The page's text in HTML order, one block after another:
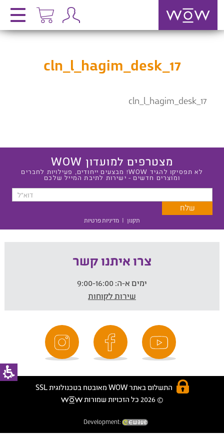
cln_l_hagim_desk_17
cln_l_hagim_desk_17
מצטרפים למועדון WOW
לא תפסיקו להגיד WOW! מבצעים ייחודים, פעילויות לחברים
ומוצרים חדשים - ישירות לתיבת המייל שלכם
תקנון | מדיניות פרטיות
צרו איתנו קשר
ימים א-ה:
שירות לקוחות
התשלום באתר WOW מאובטח בטכנולוגית SSL
© 2026 כל הזכויות שמורות
Development: